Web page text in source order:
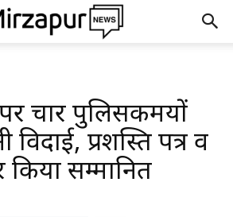
चार पुलिसकर्मियों
विदाई, प्रशस्ति पत्र व
सम्मानित